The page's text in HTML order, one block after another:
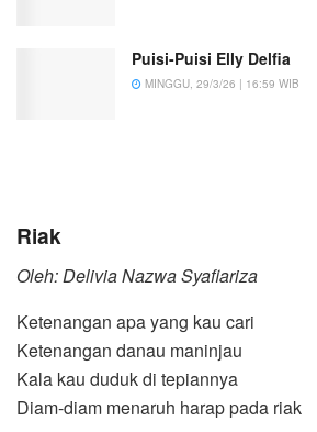
Puisi-Puisi Elly Delfia
MINGGU, 29/3/26 | 16:59 WIB
Riak
Oleh: Delivia Nazwa Syafiariza
Ketenangan apa yang kau cari
Ketenangan danau maninjau
Kala kau duduk di tepiannya
Diam-diam menaruh harap pada riak